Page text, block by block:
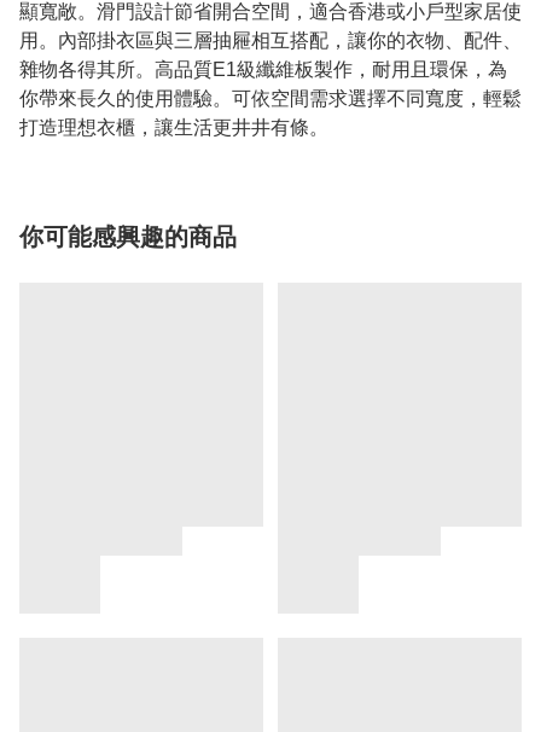
顯寬敞。滑門設計節省開合空間，適合香港或小戶型家居使
用。內部掛衣區與三層抽屜相互搭配，讓你的衣物、配件、
雜物各得其所。高品質E1級纖維板製作，耐用且環保，為
你帶來長久的使用體驗。可依空間需求選擇不同寬度，輕鬆
打造理想衣櫃，讓生活更井井有條。
你可能感興趣的商品